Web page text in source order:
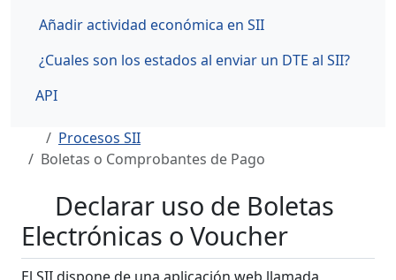
Añadir actividad económica en SII
¿Cuales son los estados al enviar un DTE al SII?
API
Procesos SII
Boletas o Comprobantes de Pago
Declarar uso de Boletas
Electrónicas o Voucher